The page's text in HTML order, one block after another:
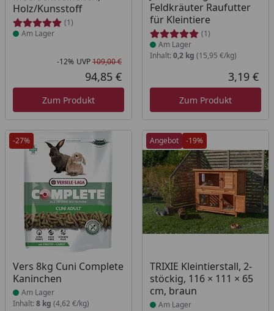
Holz/Kunsstoff
(1)
Am Lager
Rabatt in Prozent
-12%
Ursprünglicher Preis
UVP109,00 €
Aktueller Preis
94,85 €
Zum Produkt
Feldkräuter Raufutter
für Kleintiere
(1)
Am Lager
Inhalt: 0,2 kg (15,95 €/kg)
3,19 €
Zum Produkt
-27%
Vers 8kg Cuni Complete
Kaninchen
Produkt am Lager
Am Lager
Inhalt: 8 kg (4,62 €/kg)
Angebot -19%
TRIXIE Kleintierstall, 2-
stöckig, 116 × 111 × 65
cm, braun
Produkt am Lager
Am Lager